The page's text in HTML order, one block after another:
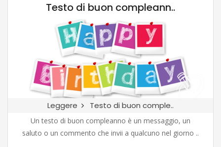
Testo di buon compleann..
Leggere Testo di buon comple..
Un testo di buon compleanno è un messaggio, un
saluto o un commento che invii a qualcuno nel giorno ..